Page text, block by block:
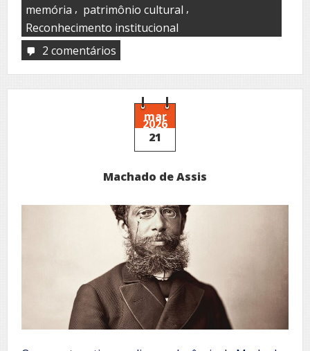
memória , patrimônio cultural ,
Reconhecimento institucional
2 comentários
e
Reconhecimento
Institucional
mar
2026
21
Machado de Assis